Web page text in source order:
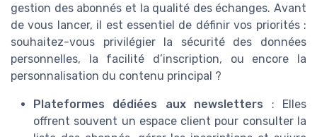
gestion des abonnés et la qualité des échanges. Avant
de vous lancer, il est essentiel de définir vos priorités :
souhaitez-vous privilégier la sécurité des données
personnelles, la facilité d’inscription, ou encore la
personnalisation du contenu principal ?
Plateformes dédiées aux newsletters : Elles
offrent souvent un espace client pour consulter la